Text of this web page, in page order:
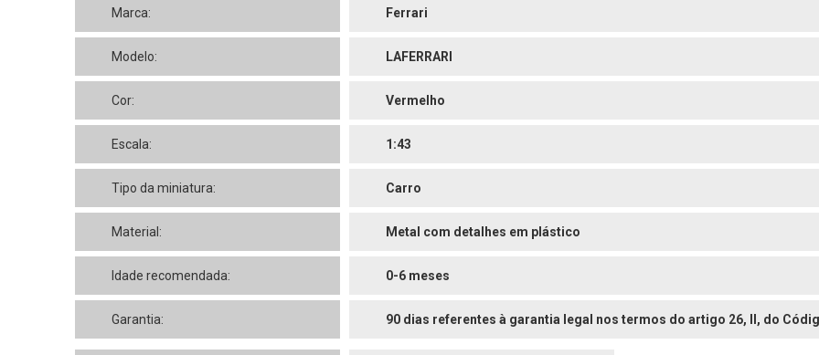
Marca: Ferrari
Modelo: LAFERRARI
Cor: Vermelho
Escala: 1:43
Tipo da miniatura: Carro
Material: Metal com detalhes em plástico
Idade recomendada: 0-6 meses
Garantia: 90 dias referentes à garantia legal nos termos do artigo 26, II, do